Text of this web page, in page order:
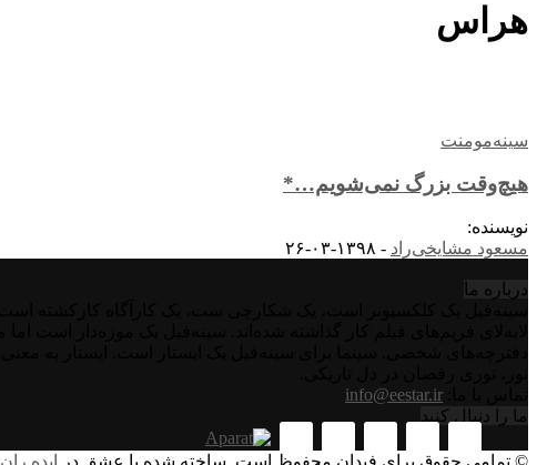
هراس
سینه‌مومنت
هیچ‌وقت بزرگ نمی‌شویم…*
نویسنده:
مسعود مشایخی‌راد - ۱۳۹۸-۰۳-۲۶
درباره‌ ما
info@eestar.ir
ما را دنبال کنید